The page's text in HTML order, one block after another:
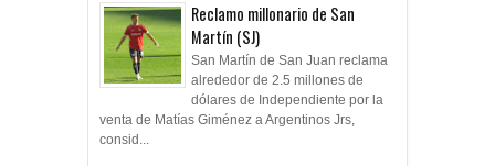
Reclamo millonario de San
Martín (SJ)
San Martín de San Juan reclama
alrededor de 2.5 millones de
dólares de Independiente por la
venta de Matías Giménez a Argentinos Jrs,
consid...